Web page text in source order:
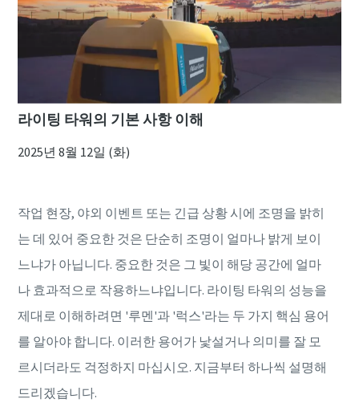
라이팅 타워의 기본 사항 이해
2025년 8월 12일 (화)
작업 현장, 야외 이벤트 또는 긴급 상황 시에 조명을 밝히
는 데 있어 중요한 것은 단순히 조명이 얼마나 밝게 보이
느냐가 아닙니다. 중요한 것은 그 빛이 해당 공간에 얼마
나 효과적으로 작용하느냐입니다. 라이팅 타워의 성능을
제대로 이해하려면 '루멘'과 '럭스'라는 두 가지 핵심 용어
를 알아야 합니다. 이러한 용어가 낯설거나 의미를 잘 모
르시더라도 걱정하지 마십시오. 지금부터 하나씩 설명해